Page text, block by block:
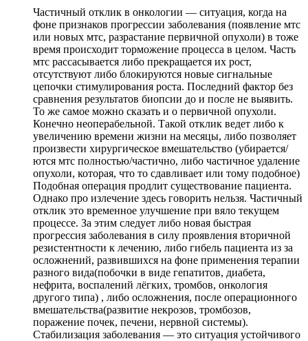
Частичный отклик в онкологии — ситуация, когда на
фоне признаков прогрессии заболевания (появление мтс
или новых мтс, разрастание первичной опухоли) в тоже
время происходит торможение процесса в целом. Часть
мтс рассасывается либо прекращается их рост,
отсутствуют либо блокируются новые сигнальные
цепочки стимулирования роста. Последний фактор без
сравнения результатов биопсии до и после не выявить.
То же самое можно сказать и о первичной опухоли.
Конечно неоперабельной. Такой отклик ведет либо к
увеличению времени жизни на месяцы, либо позволяет
произвести хирургическое вмешательство (убирается/
ются мтс полностью/частично, либо частичное удаление
опухоли, которая, что то сдавливает или тому подобное)
Подобная операция продлит существование пациента.
Однако про излечение здесь говорить нельзя. Частичный
отклик это временное улучшение при вяло текущем
процессе. За этим следует либо новая быстрая
прогрессия заболевания в силу проявления вторичной
резистентности к лечению, либо гибель пациента из за
осложнений, развившихся на фоне применения терапии
разного вида(побочки в виде гепатитов, диабета,
нефрита, воспалений лёгких, тромбов, онкология
другого типа) , либо осложнения, после операционного
вмешательства(развитие некрозов, тромбозов,
поражение почек, печени, нервной системы).
Стабилизация заболевания — это ситуация устойчивого